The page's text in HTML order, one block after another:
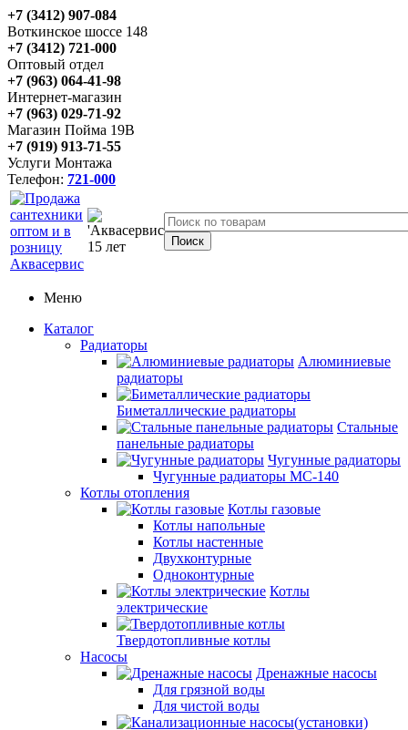
+7 (3412) 907-084
Воткинское шоссе 148
+7 (3412) 721-000
Оптовый отдел
+7 (963) 064-41-98
Интернет-магазин
+7 (963) 029-71-92
Магазин Пойма 19В
+7 (919) 913-71-55
Услуги Монтажа
Телефон: 721-000
Меню
Каталог
Радиаторы
Алюминиевые
радиаторы
Биметаллические радиаторы
Стальные
панельные радиаторы
Чугунные радиаторы
Чугунные радиаторы МС-140
Котлы отопления
Котлы газовые
Котлы напольные
Котлы настенные
Двухконтурные
Одноконтурные
Котлы
электрические
Твердотопливные котлы
Насосы
Дренажные насосы
Для грязной воды
Для чистой воды